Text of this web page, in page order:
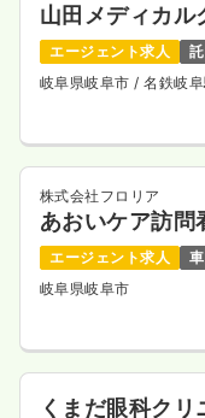
山田メディカル
エージェント求人
岐阜県岐阜市/ 名鉄岐
株式会社フロリア
あおいケア訪問
エージェント求人
岐阜県岐阜市
くまだ眼科クリ